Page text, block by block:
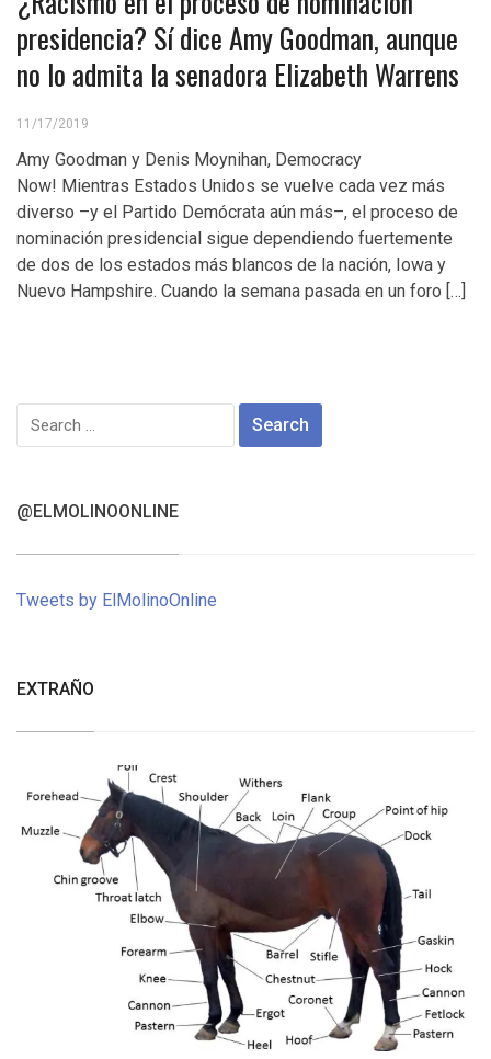
presidencia? Sí dice Amy Goodman, aunque
no lo admita la senadora Elizabeth Warrens
11/17/2019
Amy Goodman y Denis Moynihan, Democracy
Now! Mientras Estados Unidos se vuelve cada vez más
diverso –y el Partido Demócrata aún más–, el proceso de
nominación presidencial sigue dependiendo fuertemente
de dos de los estados más blancos de la nación, Iowa y
Nuevo Hampshire. Cuando la semana pasada en un foro […]
Search
for:
@ELMOLINOONLINE
Tweets by ElMolinoOnline
EXTRAÑO